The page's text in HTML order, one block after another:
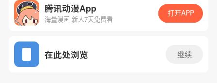
App免费看
下一话 腾漫App免费看
腾讯动漫App
海量漫画 新人7天免费看
打开APP
在此处浏览 继续